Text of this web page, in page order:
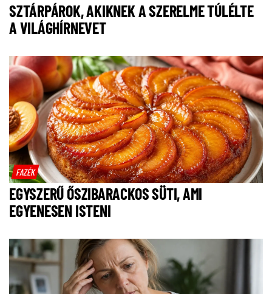
SZTÁRPÁROK, AKIKNEK A SZERELME TÚLÉLTE
A VILÁGHÍRNEVET
FAZÉK
EGYSZERŰ ŐSZIBARACKOS SÜTI, AMI
EGYENESEN ISTENI